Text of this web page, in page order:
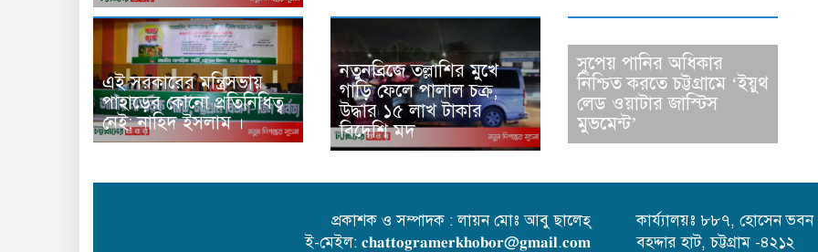
এই সরকারের মন্ত্রিসভায়
পাহাড়ের কোনো প্রতিনিধিত্ব
নেই: নাহিদ ইসলাম ।
নতুনব্রিজে তল্লাশির মুখে
গাড়ি ফেলে পালাল চক্র,
উদ্ধার ১৫ লাখ টাকার
বিদেশি মদ
সুপেয় পানির অধিকার
নিশ্চিত করতে চট্টগ্রামে ‘ইয়ুথ
লেড ওয়াটার জাস্টিস
মুভমেন্ট’
প্রকাশক ও সম্পাদক : লায়ন মোঃ আবু ছালেহ্
ই-মেইল: 𝐜𝐡𝐚𝐭𝐭𝐨𝐠𝐫𝐚𝐦𝐞𝐫𝐤𝐡𝐨𝐛𝐨𝐫@𝐠𝐦𝐚𝐢𝐥.𝐜𝐨𝐦
কার্য্যালয়ঃ ৮৮৭, হোসেন
বহদ্দার হাট, চট্টগ্রাম -৪২১২